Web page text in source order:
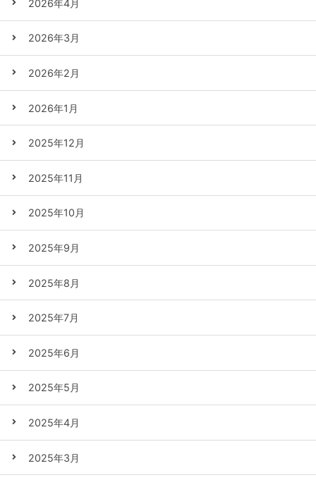
2026年4月
2026年3月
2026年2月
2026年1月
2025年12月
2025年11月
2025年10月
2025年9月
2025年8月
2025年7月
2025年6月
2025年5月
2025年4月
2025年3月